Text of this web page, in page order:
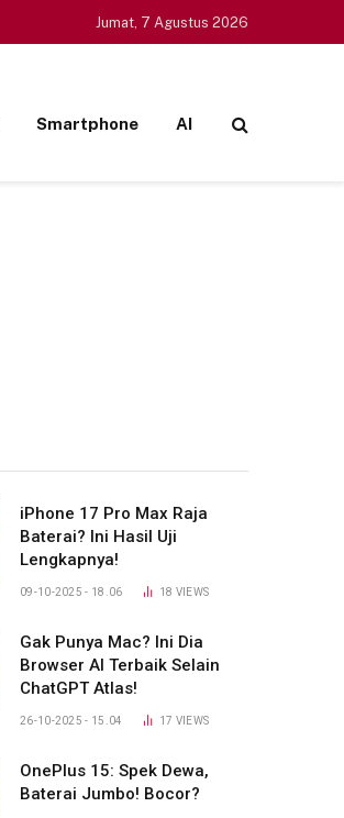
Jumat, 7 Agustus 2026
Smartphone AI
iPhone 17 Pro Max Raja
Baterai? Ini Hasil Uji
Lengkapnya!
09-10-2025 - 18.06 18 VIEWS
Gak Punya Mac? Ini Dia
Browser AI Terbaik Selain
ChatGPT Atlas!
26-10-2025 - 15.04 17 VIEWS
OnePlus 15: Spek Dewa,
Baterai Jumbo! Bocor?